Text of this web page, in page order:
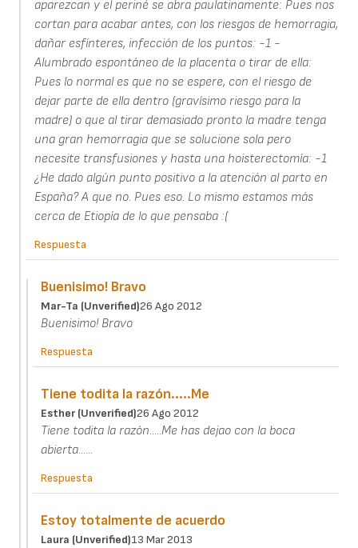
aparezcan y el periné se abra paulatinamente: Pues nos
cortan para acabar antes, con los riesgos de hemorragia,
dañar esfínteres, infección de los puntos: -1 -
Alumbrado espontáneo de la placenta o tirar de ella:
Pues lo normal es que no se espere, con el riesgo de
dejar parte de ella dentro (gravísimo riesgo para la
madre) o que al tirar demasiado pronto la madre tenga
una gran hemorragia que se solucione sola pero
necesite transfusiones y hasta una hoisterectomía: -1
¿He dado algún punto positivo a la atención al parto en
España? A que no. Pues eso. Lo mismo estamos más
cerca de Etiopía de lo que pensaba :(
Respuesta
Buenisimo! Bravo
Mar-Ta (unverified)26 Ago 2012
Buenisimo! Bravo
Respuesta
Tiene todita la razón.....Me
Esther (unverified)26 Ago 2012
Tiene todita la razón.....Me has dejao con la boca
abierta......
Respuesta
Estoy totalmente de acuerdo
Laura (unverified)13 Mar 2013